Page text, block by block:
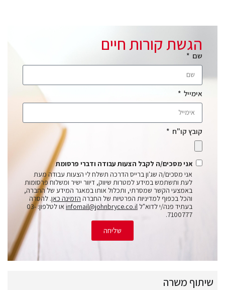
הגשת קורות חיים
שם
אימייל
קובץ קו"ח
אני מסכים/ה לקבל הצעות עבודה ודברי פרסומת
אני מסכים/ה שג'ון ברייס הדרכה תשלח לי הצעות עבודה מעת
לעת ותשתמש במידע למטרות שיווק, דיוור ישיר ומשלוח פרסומות
באמצעי הקשר שמסרתי, ותכלול אותו במאגר המידע של החברה,
והכל בכפוף למדיניות הפרטיות של החברה הזמינה כאן. להסרה
בעתיד פנה/י לדוא"ל infomail@johnbryce.co.il
או לטלפון: 03-
7100777.
שליחה
שיתוף משרה